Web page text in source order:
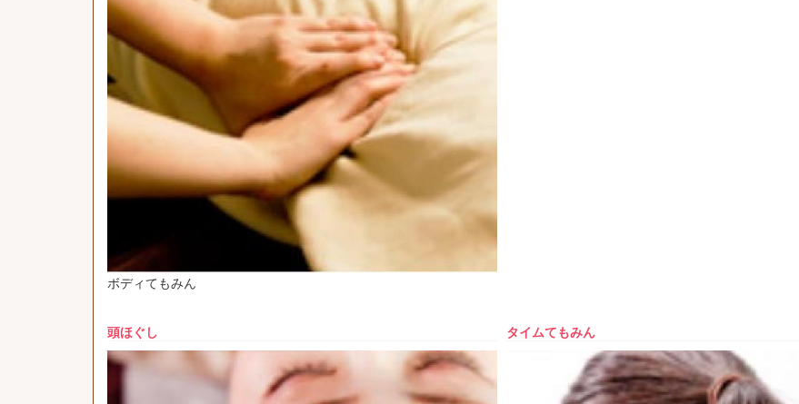
ボディてもみん
頭ほぐし タイムてもみん